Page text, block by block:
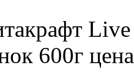
600г